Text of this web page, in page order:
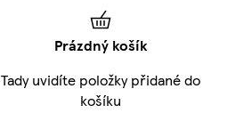
Prázdný košík
Tady uvidíte položky přidané do
košíku